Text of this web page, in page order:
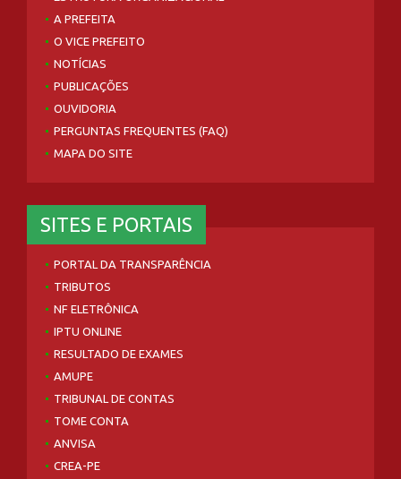
A PREFEITA
O VICE PREFEITO
NOTÍCIAS
PUBLICAÇÕES
OUVIDORIA
PERGUNTAS FREQUENTES (FAQ)
MAPA DO SITE
SITES E PORTAIS
PORTAL DA TRANSPARÊNCIA
TRIBUTOS
NF ELETRÔNICA
IPTU ONLINE
RESULTADO DE EXAMES
AMUPE
TRIBUNAL DE CONTAS
TOME CONTA
ANVISA
CREA-PE